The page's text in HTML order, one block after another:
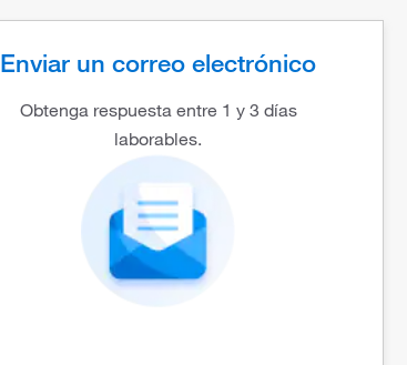
Enviar un correo electrónico
Obtenga respuesta entre 1 y 3 días
laborables.